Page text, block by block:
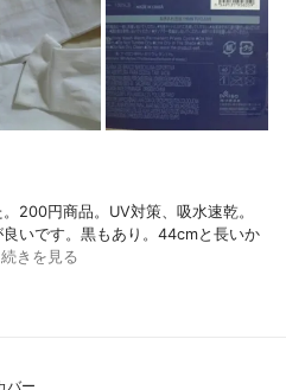
200円商品。UV対策、吸水速乾。
いです。黒もあり。44cmと長いか
続きを見る
バー